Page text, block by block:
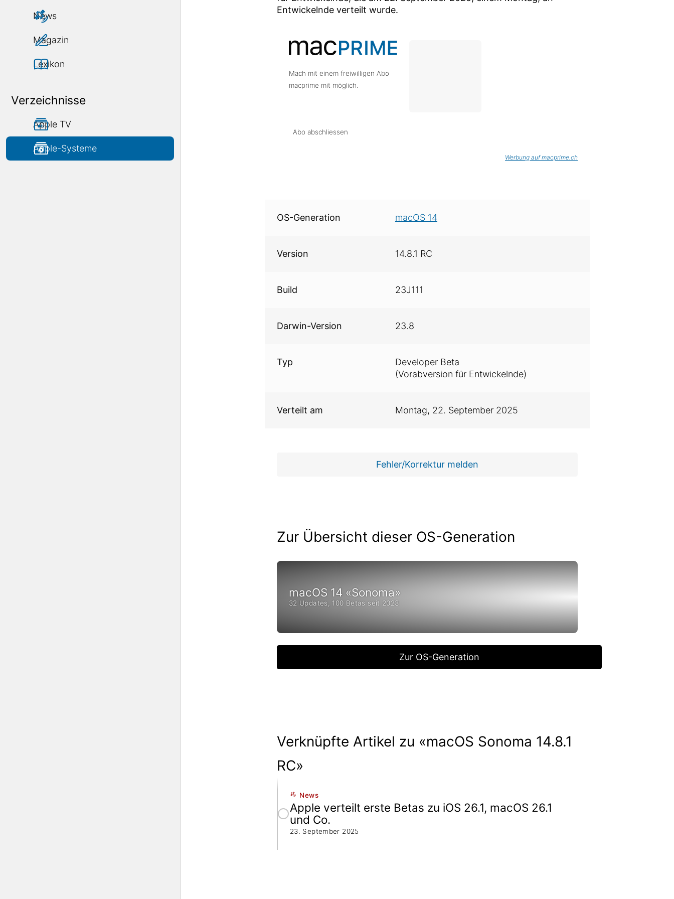
News
Magazin
Lexikon
Verzeichnisse
Apple TV
Apple-Systeme
Entwickelnde verteilt wurde.
Mach mit einem freiwilligen Abo
macprime mit möglich.
Abo abschliessen
Werbung auf macprime.ch
OS-Generation
macOS 14
Version 14.8.1 RC
Build 23J111
Darwin-Version 23.8
Typ
Developer Beta
(Vorabversion für Entwickelnde)
Verteilt am Montag, 22. September 2025
Fehler/Korrektur melden
Zur Übersicht dieser OS-Generation
macOS 14 «Sonoma»
32 Updates, 100 Betas seit 2023
Zur OS-Generation
Verknüpfte Artikel zu «macOS Sonoma 14.8.1
RC»
News
Apple verteilt erste Betas zu iOS 26.1, macOS 26.1
und Co.
23. September 2025